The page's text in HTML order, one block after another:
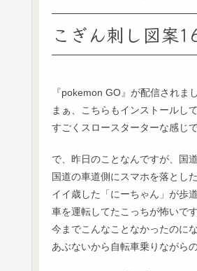
こぎん刺し図案
『pokemon GO』が配信されま
まぁ、こちらもインストールし
すごくスロースターターな感じ
で、昨日のことなんですが、国
国道の車道側にスマホを落とし
イイ歳した「にーちゃん」が歩
車を運転してたこっちが怖いで
今までこんなことなかったのにな
あぶないから自転車乗りながら